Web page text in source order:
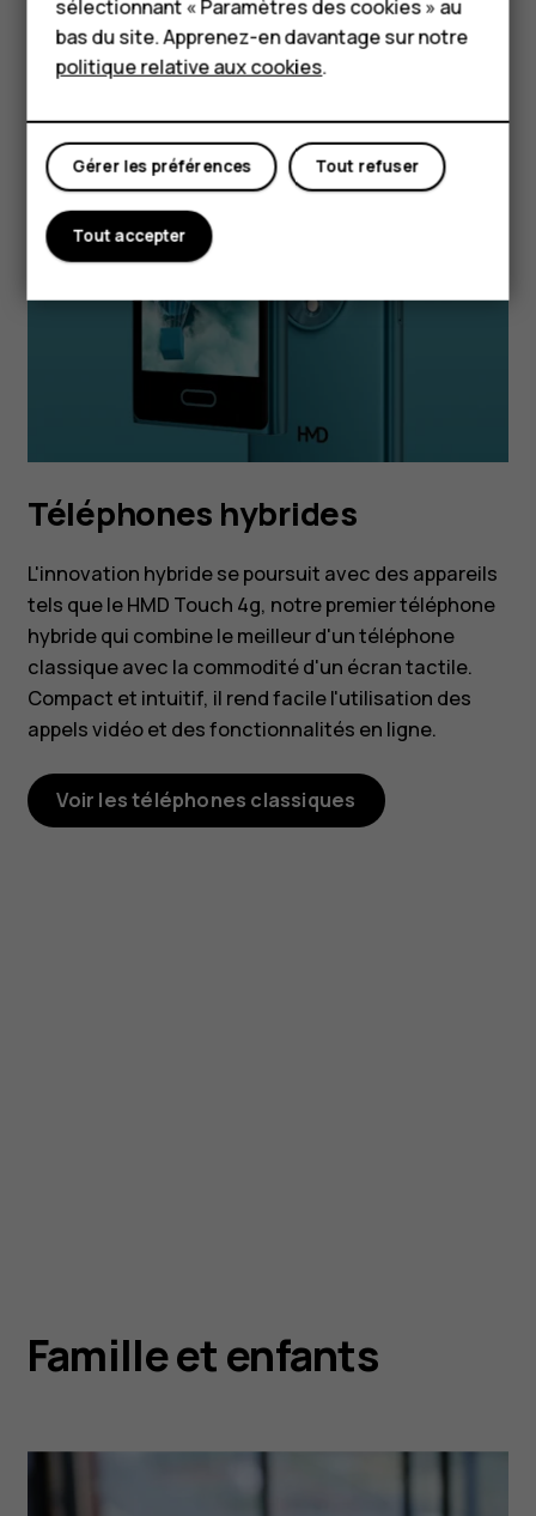
Boutique
d'applications de médias sociaux, de radio FM, de
musique MP3, d'appareils photo intégrés et bien
Téléphones hybrides
L'innovation hybride se poursuit avec des appareils
tels que le HMD Touch 4g, notre premier téléphone
hybride qui combine le meilleur d'un téléphone
classique avec la commodité d'un écran tactile.
Compact et intuitif, il rend facile l'utilisation des
appels vidéo et des fonctionnalités en ligne.
Voir les téléphones classiques
Famille et enfants
sélectionnant « Paramètres des cookies » au
bas du site. Apprenez-en davantage sur notre
politique relative aux cookies.
Tout refuser
Gérer les préférences
Tout accepter